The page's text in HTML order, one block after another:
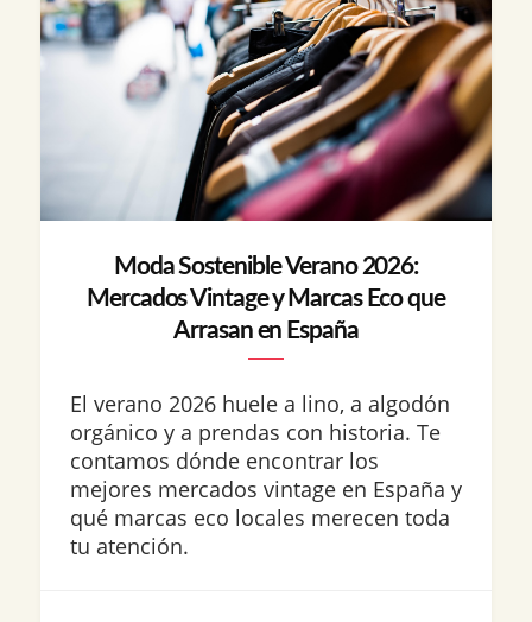
Moda Sostenible Verano 2026:
Mercados Vintage y Marcas Eco que
Arrasan en España
El verano 2026 huele a lino, a algodón
orgánico y a prendas con historia. Te
contamos dónde encontrar los
mejores mercados vintage en España y
qué marcas eco locales merecen toda
tu atención.